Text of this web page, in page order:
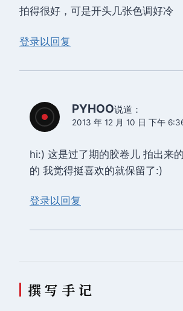
拍得很好，可是开头几张色调好冷
登录以回复
PYHOO说道：
2013 年 12 月 10 日 下午
hi:) 这是过了期的胶卷儿 拍出来
的 我觉得挺喜欢的就保留了:)
登录以回复
撰 写 手 记